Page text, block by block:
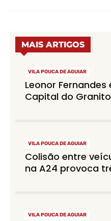
MAIS ARTIGOS
VILA POUCA DE AGUIAR
Leonor Fernandes
Capital do Granito
VILA POUCA DE AGUIAR
Colisão entre
na A24 provoca
VILA POUCA DE AGUIAR